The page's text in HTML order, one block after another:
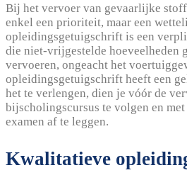
Bij het vervoer van gevaarlijke
enkel een prioriteit, maar een
opleidingsgetuigschrift is een
die niet-vrijgestelde hoeveelheden
vervoeren, ongeacht het
opleidingsgetuigschrift heeft een
het te verlengen, dien je vóór de
bijscholingscursus te volgen en
examen af te leggen.
Kwalitatieve